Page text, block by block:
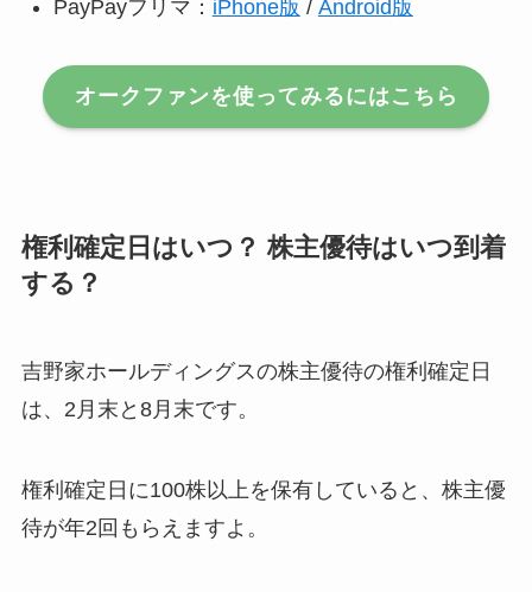
PayPayフリマ： iPhone版 / Android版
オークファンを使ってみるにはこちら
権利確定日はいつ？ 株主優待はいつ到着
する？
吉野家ホールディングスの株主優待の権利確定日
は、2月末と8月末です。
権利確定日に100株以上を保有していると、株主優
待が年2回もらえますよ。